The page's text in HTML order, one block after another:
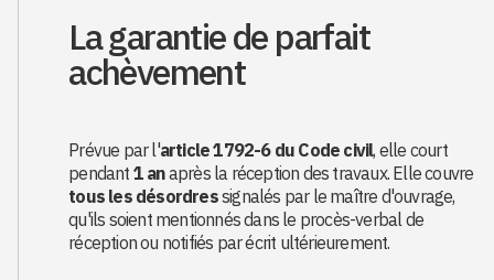
La garantie de parfait
achèvement
Prévue par l'article 1792-6 du Code civil, elle court
pendant 1 anaprès la réception des travaux. Elle couvre
tous les désordressignalés par le maître d'ouvrage,
qu'ils soient mentionnés dans le procès-verbal de
réception ou notifiés par écrit ultérieurement.